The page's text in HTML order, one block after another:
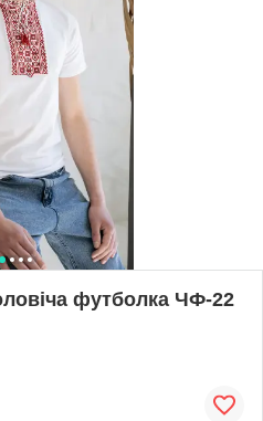
футболка ЧФ-22